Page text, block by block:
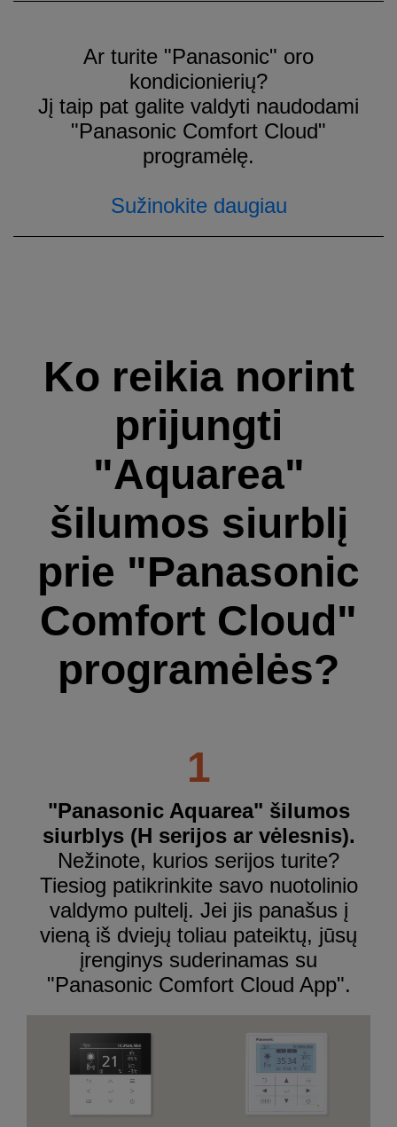
Ar turite "Panasonic" oro
kondicionierių?
Jį taip pat galite valdyti naudodami
"Panasonic Comfort Cloud"
programėlę.
Sužinokite daugiau
Ko reikia norint
prijungti
"Aquarea"
šilumos siurblį
prie "Panasonic
Comfort Cloud"
programėlės?
1
"Panasonic Aquarea" šilumos
siurblys (H serijos ar vėlesnis).
Nežinote, kurios serijos turite?
Tiesiog patikrinkite savo nuotolinio
valdymo pultelį. Jei jis panašus į
vieną iš dviejų toliau pateiktų, jūsų
įrenginys suderinamas su
"Panasonic Comfort Cloud App".